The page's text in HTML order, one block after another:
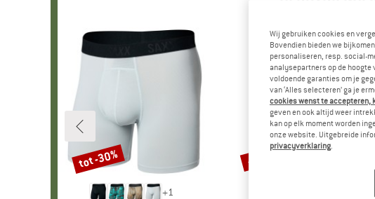
+1
Korting
tot -30% Korting
-50%
Wij gebruiken cookies en
Bovendien bieden we
personaliseren, resp. social-
analysepartners op de hoogte
voldoende garanties om je
van ‘Alles selecteren’ ga je
cookies wenst te accepteren,
geven en ook altijd weer
kan op elk moment worden
onze website. Uitgebreide
privacyverklaring.